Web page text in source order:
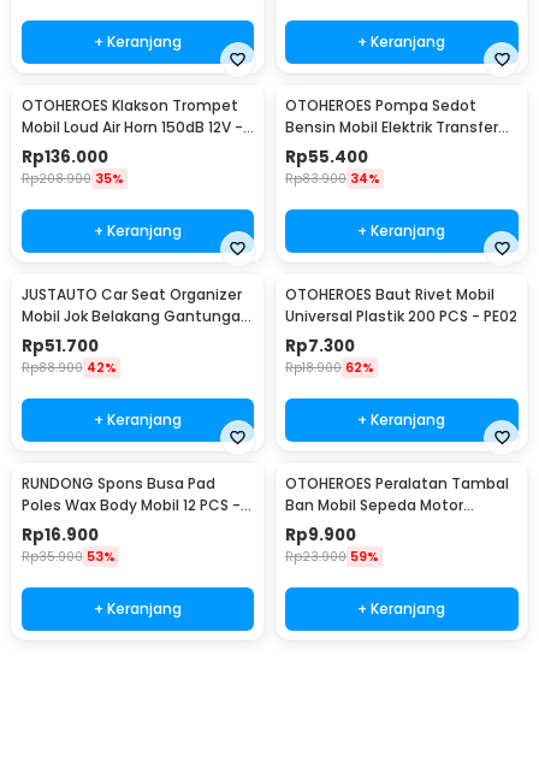
+ Keranjang + Keranjang
OTOHEROES Klakson Trompet
Mobil Loud Air Horn 150dB 12V -
JD4001
Rp136.000
Rp208.900 35%
+ Keranjang
OTOHEROES Pompa Sedot
Bensin Mobil Elektrik Transfer
Pump 38mm DC 12V - CT-14
Rp55.400
Rp83.900 34%
+ Keranjang
JUSTAUTO Car Seat Organizer
Mobil Jok Belakang Gantungan
Barang Tisu - Z-354
Rp51.700
Rp88.900 42%
+ Keranjang
OTOHEROES Baut Rivet Mobil
Universal Plastik 200 PCS - PE02
Rp7.300
Rp18.900 62%
+ Keranjang
RUNDONG Spons Busa Pad
Poles Wax Body Mobil 12 PCS -
R2010
Rp16.900
Rp35.900 53%
+ Keranjang
OTOHEROES Peralatan Tambal
Ban Mobil Sepeda Motor
Tubeless - KBTB02
Rp9.900
Rp23.900 59%
+ Keranjang